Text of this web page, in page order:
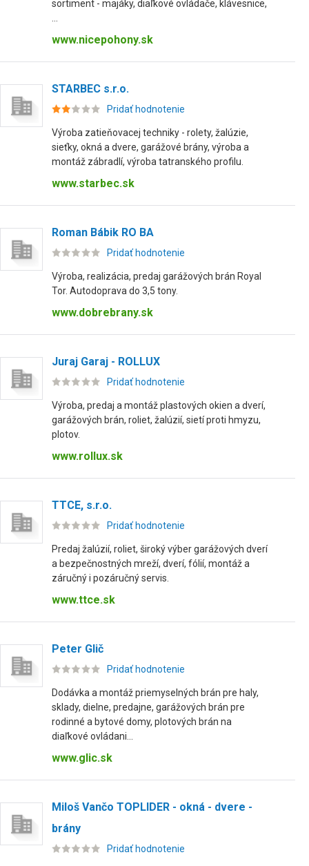
sortiment - majáky, diaľkové ovládače, klávesnice,
www.nicepohony.sk
STARBEC s.r.o.
Pridať hodnotenie
Výroba zatieňovacej techniky - rolety, žalúzie,
sieťky, okná a dvere, garážové brány, výroba a
montáž zábradlí, výroba tatranského profilu.
www.starbec.sk
Roman Bábik RO BA
Pridať hodnotenie
Výroba, realizácia, predaj garážových brán Royal
Tor. Autodoprava do 3,5 tony.
www.dobrebrany.sk
Juraj Garaj - ROLLUX
Pridať hodnotenie
Výroba, predaj a montáž plastových okien a dverí,
garážových brán, roliet, žalúzií, sietí proti hmyzu,
plotov.
www.rollux.sk
TTCE, s.r.o.
Pridať hodnotenie
Predaj žalúzií, roliet, široký výber garážových dverí
a bezpečnostných mreží, dverí, fólií, montáž a
záručný i pozáručný servis.
www.ttce.sk
Peter Glič
Pridať hodnotenie
Dodávka a montáž priemyselných brán pre haly,
sklady, dielne, predajne, garážových brán pre
rodinné a bytové domy, plotových brán na
diaľkové ovládani...
www.glic.sk
Miloš Vančo TOPLIDER - okná - dvere -
brány
Pridať hodnotenie